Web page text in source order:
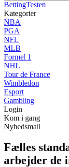
BettingTesten
Kategorier
NBA
PGA
NFL
MLB
Formel 1
NHL
Tour de France
Wimbledon
Esport
Gambling
Login
Kom i gang
Nyhedsmail
Fælles
arbejder de